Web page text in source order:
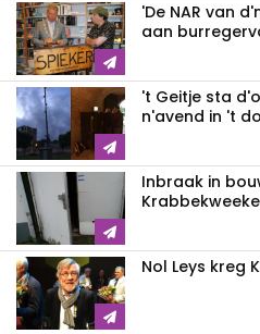
'De NAR van
aan
't Geitje sta
n'avend in 't
Inbraak in
Nol Leys kreg